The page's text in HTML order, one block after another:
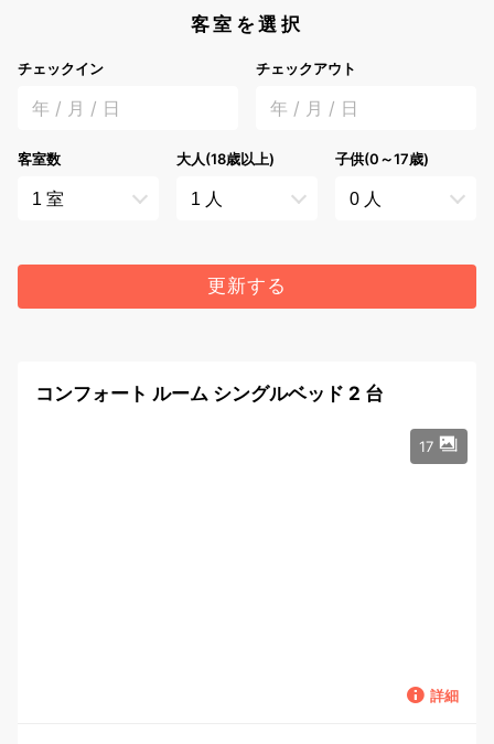
客室を選択
チェックイン
年 / 月 / 日
チェックアウト
年 / 月 / 日
客室数 大人(18歳以上) 子供(0～17歳)
更新する
コンフォート ルーム シングルベッド 2 台
17
詳細